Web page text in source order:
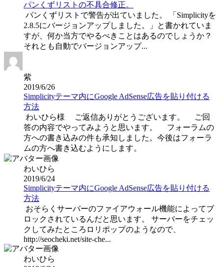
パンくずリストの不具合修正。
パンくずリストで警告が出ていました。 「Simplicityを
2.8.5にバージョンアップしました。」と書かれていま
すが、何か当方でやるべきことはあるのでしょうか？
それとも自動でバージョンアップ...
紫
2019/6/26
Simplicityテーマ内にGoogle AdSense広告を貼り付ける
方法
わいひら様 ご返信ありがとうございます。 ご回
答の内容でやってみようと思います。 フォーラムの
方への書き込みの件も承知しました。今後はフォーラ
ムの方へ書き込むようにします。
わいひら
2019/6/24
Simplicityテーマ内にGoogle AdSense広告を貼り付ける
方法
おそらくサーバーのファイアウォール機能によってブ
ロックされているんだと思います。 サーバーをチェッ
クしてみたところロリポップのようなので、
http://seocheki.net/site-che...
わいひら